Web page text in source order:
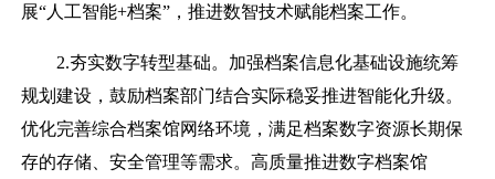
展“人工智能+档案”，推进数智技术赋能档案工作。
2.夯实数字转型基础。加强档案信息化基础设施统筹
规划建设，鼓励档案部门结合实际稳妥推进智能化升级。
优化完善综合档案馆网络环境，满足档案数字资源长期保
存的存储、安全管理等需求。高质量推进数字档案馆